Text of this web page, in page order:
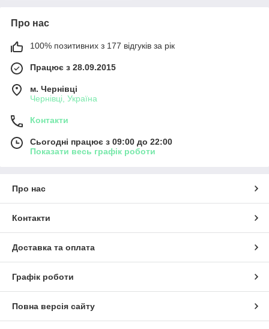
Про нас
100% позитивних з 177 відгуків за рік
Працює з 28.09.2015
м. Чернівці
Чернівці, Україна
Контакти
Сьогодні працює з 09:00 до 22:00
Показати весь графік роботи
Про нас
Контакти
Доставка та оплата
Графік роботи
Повна версія сайту